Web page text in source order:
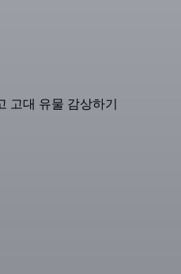
고대 유물 감상하기